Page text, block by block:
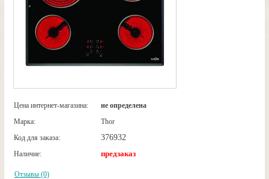
Цена интернет-магазина:
не определена
Марка:
Thor
Код для заказа:
376932
Наличие: предзаказ
Отзывы (0)